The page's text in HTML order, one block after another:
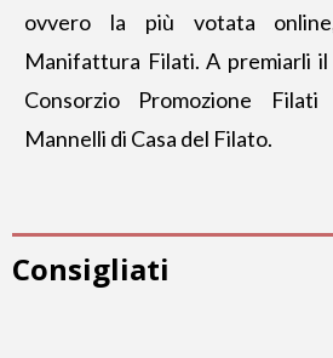
ovvero la più votata
Manifattura Filati. A premiarli
Consorzio Promozione
Mannelli di Casa del Filato.
Consigliati